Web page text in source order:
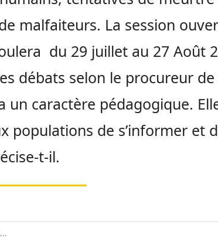
malfaiteurs. La session
du 29 juillet au 27 Août
débats selon le procureur
un caractère pédagogique.
populations de s’informer et
t-il.